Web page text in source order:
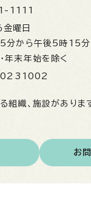
1111
金曜日
分から午後5時15分
年末年始を除く
組織、施設がありま
お